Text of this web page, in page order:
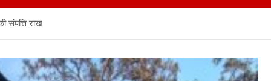
संपत्ति राख